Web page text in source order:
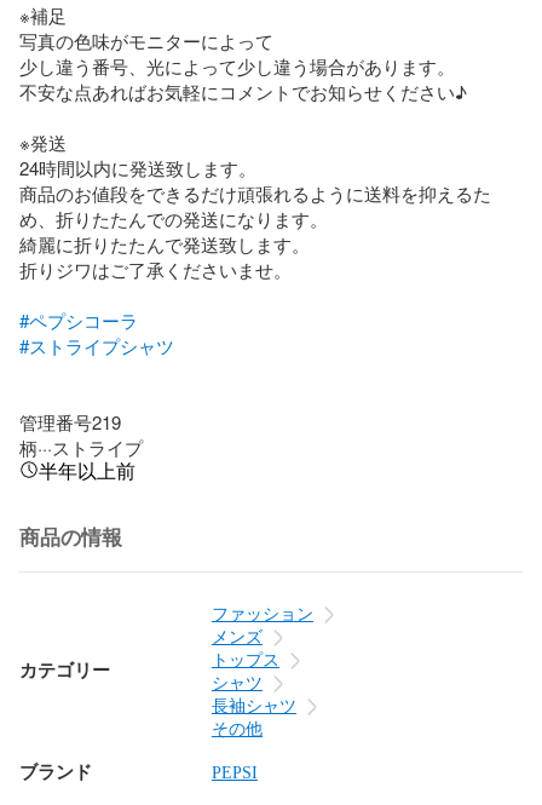
※補足
写真の色味がモニターによって
少し違う番号、光によって少し違う場合があります。
不安な点あればお気軽にコメントでお知らせください♪
※発送
24時間以内に発送致します。
商品のお値段をできるだけ頑張れるように送料を抑えるた
め、折りたたんでの発送になります。
綺麗に折りたたんで発送致します。
折りジワはご了承くださいませ。
#ペプシコーラ
#ストライプシャツ
管理番号219
柄···ストライプ
半年以上前
商品の情報
カテゴリー
ファッション
メンズ
トップス
シャツ
長袖シャツ
その他
ブランド PEPSI